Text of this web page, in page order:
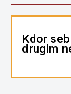
Kdor
drugim